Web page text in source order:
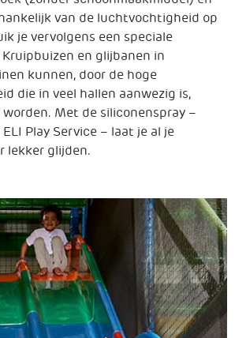
van de luchtvochtigheid op
je vervolgens een speciale
en glijbanen in
kunnen, door de hoge
die in veel hallen aanwezig is,
Met de siliconenspray –
Play Service – laat je al je
lekker glijden.